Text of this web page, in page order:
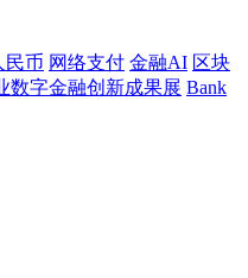
民币 网络支付 金融AI 区块
数字金融创新成果展 Bank